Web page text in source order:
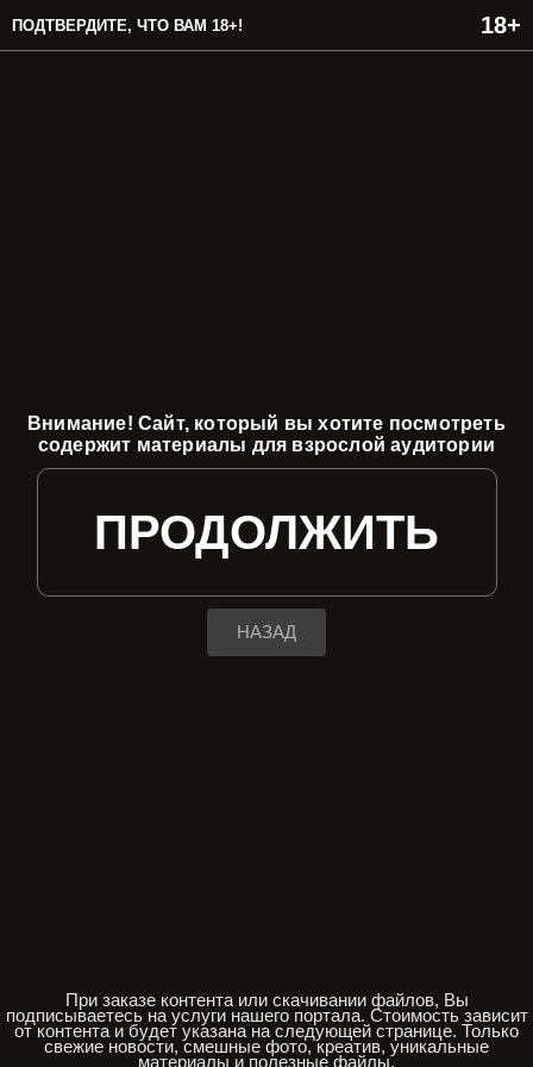
ПОДТВЕРДИТЕ, ЧТО ВАМ 18+!
Внимание! Сайт, который вы хотите посмотреть
содержит материалы для взрослой аудитории
ПРОДОЛЖИТЬ
НАЗАД
При заказе контента или скачивании файлов, Вы
подписываетесь на услуги нашего портала. Стоимость зависит
от контента и будет указана на следующей странице. Только
свежие новости, смешные фото, креатив, уникальные
материалы и полезные файлы.